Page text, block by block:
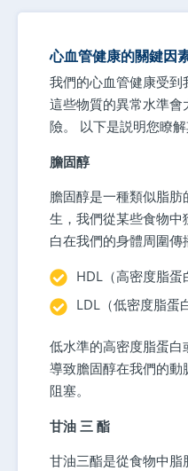
心血管健康的關鍵因
我們的心血管健康受到
這些物質的異常水準
險。 以下是説明您瞭
膽固醇
膽固醇是一種類似脂
生，我們從某些食物
白在我們的身體周圍傳
HDL（高密度脂蛋
LDL（低密度脂蛋
低水準的高密度脂蛋
導致膽固醇在我們的
阻塞。
甘油 三 酯
甘油三酯是從食物中脂